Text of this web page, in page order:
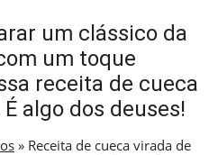
um clássico da
um toque
receita de cueca
algo dos deuses!
» Receita de cueca virada de